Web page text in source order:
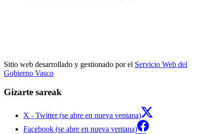
Sitio web desarrollado y gestionado por el Servicio Web del
Gobierno Vasco
Gizarte sareak
X - Twitter (se abre en nueva ventana)
Facebook (se abre en nueva ventana)